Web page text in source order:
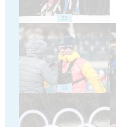
33
35